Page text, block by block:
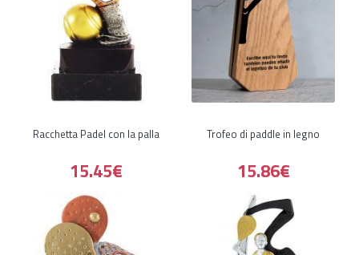
Racchetta Padel con la palla
15.45€
Trofeo di paddle in legno
15.86€